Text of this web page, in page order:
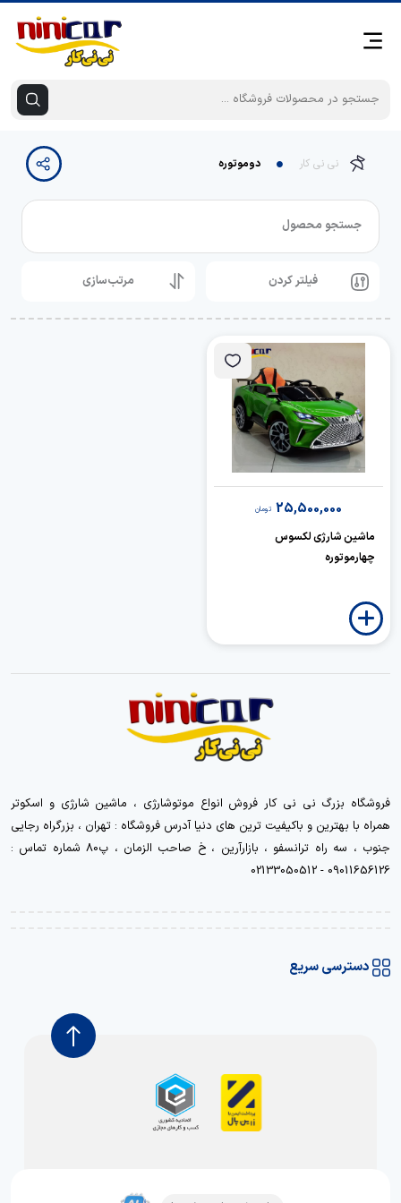
نی نی کار دوموتوره
جستجو محصول
فیلتر کردن مرتب‌سازی
25,500,000 تومان
ماشین شارژی لکسوس
چهارموتوره
فروشگاه بزرگ نی نی کار فروش انواع موتوشارژی ، ماشین شارژی و اسکوتر
همراه با بهترین و باکیفیت ترین های دنیا آدرس فروشگاه : تهران ، بزرگراه رجایی
جنوب ، سه راه ترانسفو ، بازارآرین ، خ صاحب الزمان ، پ80 شماره تماس :
09011656126 - 02133050512
دسترسی سریع